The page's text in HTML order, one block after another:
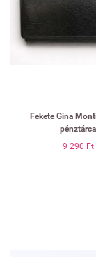
Fekete Gina
pénztárca
9 290 Ft